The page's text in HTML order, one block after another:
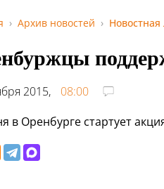
Архив новостей Новостная
2015,
08:00
в Оренбурге стартует